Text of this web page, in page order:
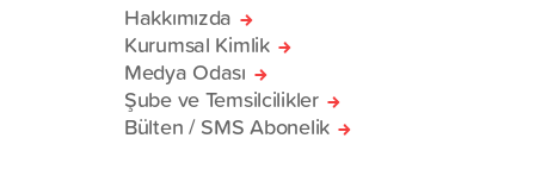
Hakkımızda
Kurumsal Kimlik
Medya Odası
Şube ve Temsilcilikler
Bülten / SMS Abonelik